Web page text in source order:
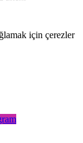
için çerezler